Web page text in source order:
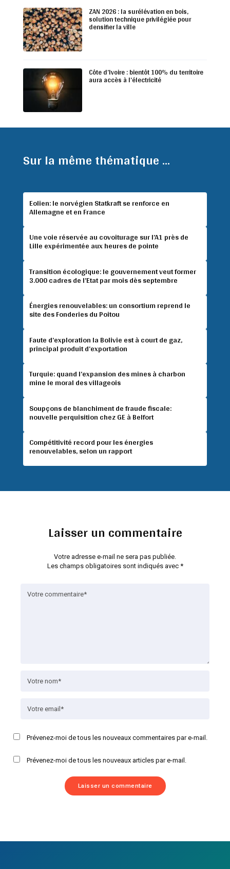
ZAN 2026 : la surélévation en bois,
solution technique privilégiée pour
densifier la ville
Côte d’Ivoire : bientôt 100% du territoire
aura accès à l’électricité
Sur la même thématique ...
Eolien: le norvégien Statkraft se renforce en
Allemagne et en France
Une voie réservée au covoiturage sur l’A1 près de
Lille expérimentée aux heures de pointe
Transition écologique: le gouvernement veut former
3.000 cadres de l’Etat par mois dès septembre
Énergies renouvelables: un consortium reprend le
site des Fonderies du Poitou
Faute d’exploration la Bolivie est à court de gaz,
principal produit d’exportation
Turquie: quand l’expansion des mines à charbon
mine le moral des villageois
Soupçons de blanchiment de fraude fiscale:
nouvelle perquisition chez GE à Belfort
Compétitivité record pour les énergies
renouvelables, selon un rapport
Laisser un commentaire
Votre adresse e-mail ne sera pas publiée.
Les champs obligatoires sont indiqués avec *
Prévenez-moi de tous les nouveaux commentaires par e-mail.
Prévenez-moi de tous les nouveaux articles par e-mail.